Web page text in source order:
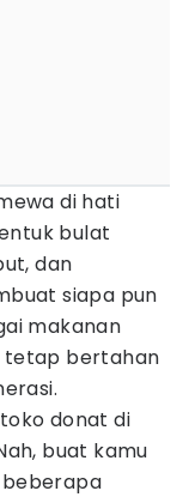
di hati
bulat
dan
siapa pun
makanan
tetap bertahan
donat di
buat kamu
beberapa